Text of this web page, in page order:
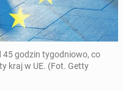
45 godzin tygodniowo, co
kraj w UE. (Fot. Getty